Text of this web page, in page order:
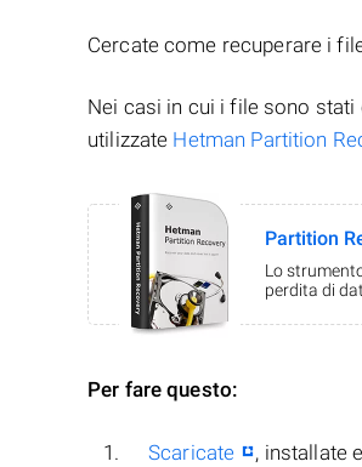
Cercate come recuperare i
Nei casi in cui i file sono stati
utilizzate Hetman Partition
Partition
Lo
perdita di
Per fare questo:
Scaricate , installate